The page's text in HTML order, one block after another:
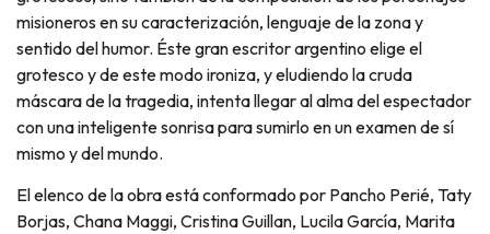
misioneros en su caracterización, lenguaje de la zona y
sentido del humor. Éste gran escritor argentino elige el
grotesco y de este modo ironiza, y eludiendo la cruda
máscara de la tragedia, intenta llegar al alma del espectador
con una inteligente sonrisa para sumirlo en un examen de sí
mismo y del mundo.
El elenco de la obra está conformado por Pancho Perié, Taty
Borjas, Chana Maggi, Cristina Guillan, Lucila García, Marita